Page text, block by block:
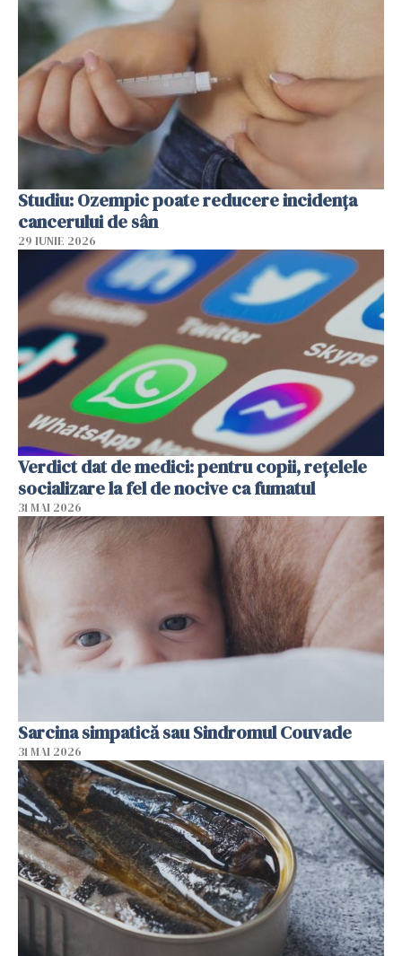
Studiu: Ozempic poate reducere incidența
cancerului de sân
29 IUNIE 2026
Verdict dat de medici: pentru copii, rețelele
socializare la fel de nocive ca fumatul
31 MAI 2026
Sarcina simpatică sau Sindromul Couvade
31 MAI 2026